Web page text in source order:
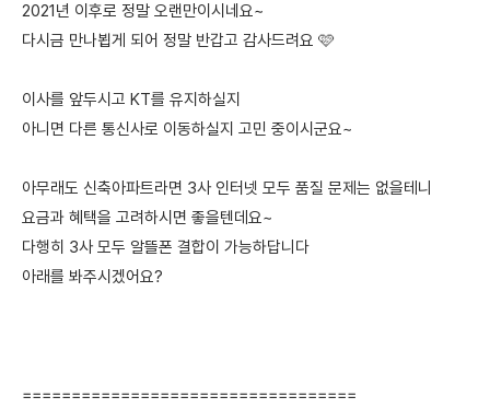
2021년 이후로 정말 오랜만이시네요~
다시금 만나뵙게 되어 정말 반갑고 감사드려요 🩷
이사를 앞두시고 KT를 유지하실지
아니면 다른 통신사로 이동하실지 고민 중이시군요~
아무래도 신축아파트라면 3사 인터넷 모두 품질 문제는 없을테니
요금과 혜택을 고려하시면 좋을텐데요~
다행히 3사 모두 알뜰폰 결합이 가능하답니다
아래를 봐주시겠어요?
==================================